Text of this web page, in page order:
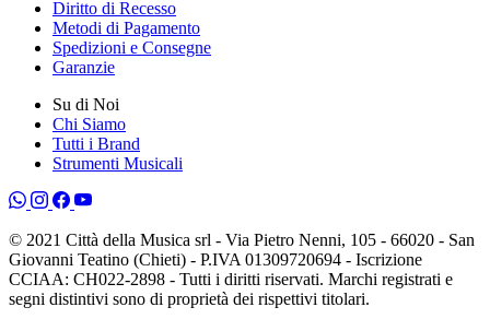
Diritto di Recesso
Metodi di Pagamento
Spedizioni e Consegne
Garanzie
Su di Noi
Chi Siamo
Tutti i Brand
Strumenti Musicali
© 2021 Città della Musica srl - Via Pietro Nenni, 105 - 66020 - San
Giovanni Teatino (Chieti) - P.IVA 01309720694 - Iscrizione
CCIAA: CH022-2898 - Tutti i diritti riservati. Marchi registrati e
segni distintivi sono di proprietà dei rispettivi titolari.